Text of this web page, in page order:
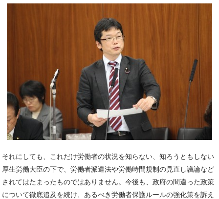
それにしても、これだけ労働者の状況を知らない、知ろうともしない
厚生労働大臣の下で、労働者派遣法や労働時間規制の見直し議論など
されてはたまったものではありません。今後も、政府の間違った政策
について徹底追及を続け、あるべき労働者保護ルールの強化策を訴え